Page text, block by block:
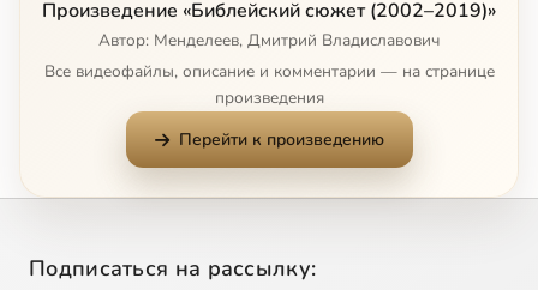
9 Сальвадор Дали - Тайная Вечеря
Илья Репин - Иов и его друзья
Осип Мандельштам - Иосиф из Аримафеи
Произведение «Библейский сюжет (2002–2019)»
Автор: Менделеев, Дмитрий Владиславович
Все видеофайлы, описание и комментарии — на странице
произведения
Перейти к произведению
Подписаться на рассылку: